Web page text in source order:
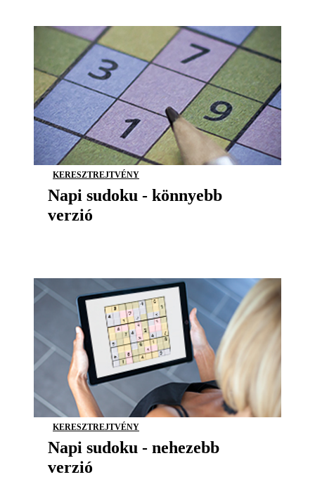
KERESZTREJTVÉNY
Napi sudoku - könnyebb
verzió
KERESZTREJTVÉNY
Napi sudoku - nehezebb
verzió